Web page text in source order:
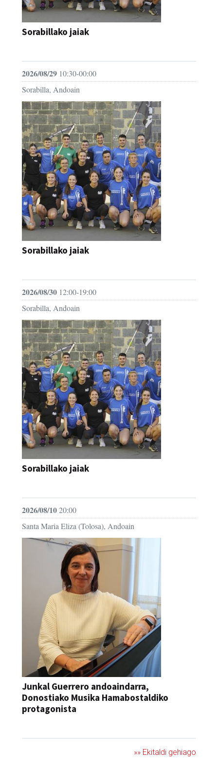
Sorabillako jaiak
2026/08/29 10:30-00:00
Sorabilla, Andoain
Sorabillako jaiak
2026/08/30 12:00-19:00
Sorabilla, Andoain
Sorabillako jaiak
2026/08/1020:00
Santa Maria Eliza (Tolosa), Andoain
Junkal Guerrero andoaindarra,
Donostiako Musika Hamabostaldiko
protagonista
»» Ekitaldi gehiago